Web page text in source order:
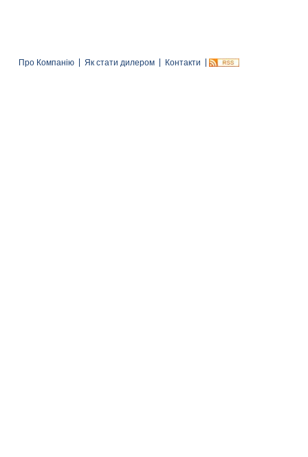
Про Компанію Як стати дилером Контакти